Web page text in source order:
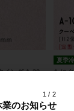
イング A-38
夏季
たに
1 2
業のお知らせ